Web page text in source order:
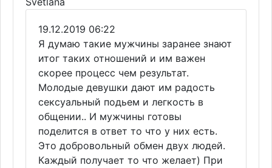
19.12.2019 06:22
Я думаю такие мужчины заранее знают
итог таких отношений и им важен
скорее процесс чем результат.
Молодые девушки дают им радость
сексуальный подьем и легкость в
общении.. И мужчины готовы
поделится в ответ то что у них есть.
Это добровольный обмен двух людей.
Каждый получает то что желает) При